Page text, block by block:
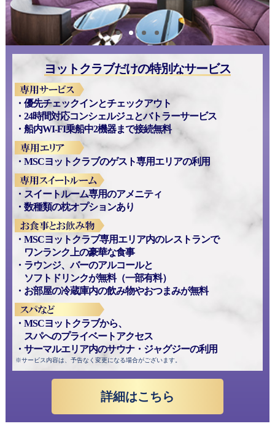
ヨットクラブだけの特別なサービス
優先チェックインとチェックアウト
24時間対応コンシェルジュとバトラーサービス
船内WI-FI乗船中2機器まで接続無料
MSCヨットクラブのゲスト専用エリアの利用
スイートルーム専用のアメニティ
数種類の枕オプションあり
MSCヨットクラブ専用エリア内のレストランで
ワンランク上の豪華な食事
ラウンジ、バーのアルコールと
ソフトドリンクが無料（一部有料）
お部屋の冷蔵庫内の飲み物やおつまみが無料
MSCヨットクラブから、
スパへのプライベートアクセス
サーマルエリア内のサウナ・ジャグジーの利用
※サービス内容は、予告なく変更になる場合がございます。
詳細はこちら